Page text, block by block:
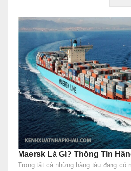
Maersk Là Gì? Thông Tin
Trong tất cả những hãng tàu đang có